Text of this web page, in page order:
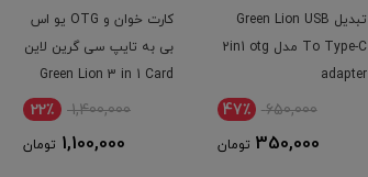
تبدیل Green Lion USB
To Type-C مدل 2in1 otg
adapter
650,000 47٪
350,000 تومان
کارت خوان و OTG یو اس
بی به تایپ سی گرین لاین
Green Lion 3 in 1 Card
Reader with USB-A &
1,400,000 22٪
1,100,000 تومان